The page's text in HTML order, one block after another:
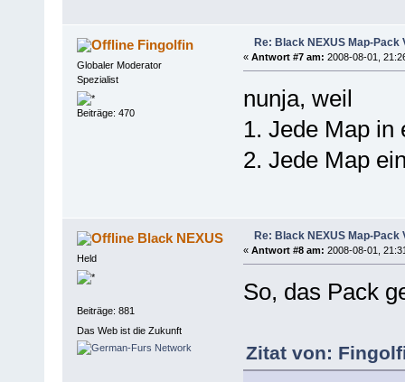
Fingolfin
Globaler Moderator
Spezialist
Beiträge: 470
Re: Black NEXUS Map-Pack
« Antwort #7 am: 2008-08-01,
nunja, weil
1. Jede Map in
2. Jede Map
Black NEXUS
Held
Beiträge: 881
Das Web ist die Zukunft
Re: Black NEXUS Map-Pack
« Antwort #8 am: 2008-08-01,
So, das Pack
Zitat von: